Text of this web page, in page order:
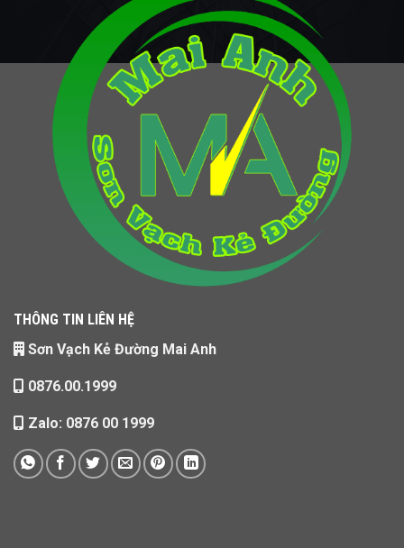
THÔNG TIN LIÊN HỆ
Sơn Vạch Kẻ Đường Mai Anh
0876.00.1999
Zalo: 0876 00 1999